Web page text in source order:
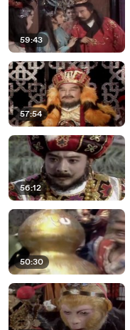
59:43
57:54
56:12
50:30